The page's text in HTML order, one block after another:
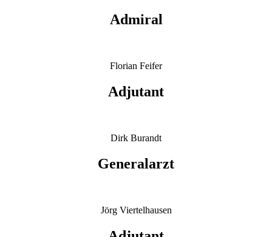
Admiral
Florian Feifer
Adjutant
Dirk Burandt
Generalarzt
Jörg Viertelhausen